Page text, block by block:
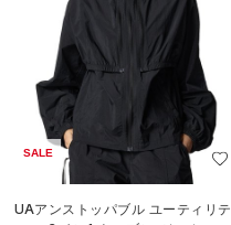
SALE
UAアンストッパブル ユーティリテ